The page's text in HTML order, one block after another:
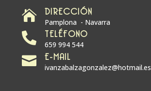
 DIRECCIÓN
Pamplona - Navarra
 TELÉFONO
659 994 544
 E-MAIL
ivanzabalzagonzalez@hotmail.es